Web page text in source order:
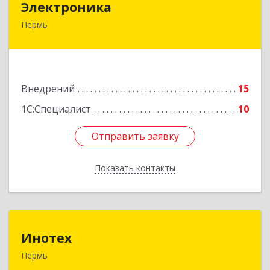
Электроника
Пермь
Внедрений
15
1С:Специалист
10
Отправить заявку
Показать контакты
614060, Пермский край, Пермь г, Гагарина б-р,
Отправить заявку
Назад
Инотех
Пермь
614107, Пермский край, Пермь г, Уральская ул,